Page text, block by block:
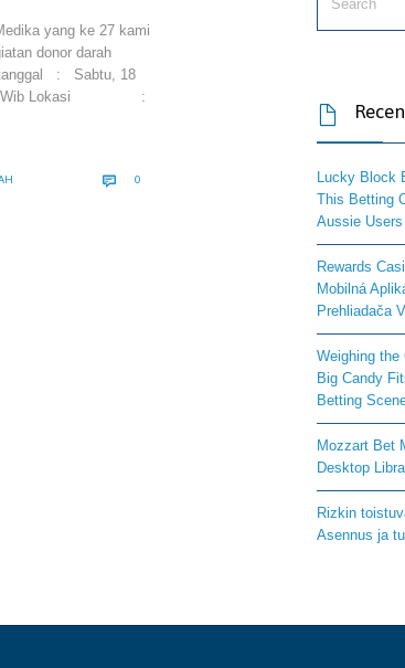
yang ke 27 kami
donor darah
tanggal : Sabtu, 18
Wib Lokasi :
 0COMMENTS

Lucky Block
This Betting
Aussie Users
Rewards
Mobilná
Prehliadača
Weighing the
Big Candy
Betting
Mozzart Bet
Desktop
Rizkin
Asennus ja